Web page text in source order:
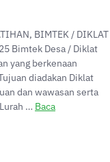
BIMTEK / DIKLAT
Bimtek Desa / Diklat
yang berkenaan
diadakan Diklat
dan wawasan serta
… Baca